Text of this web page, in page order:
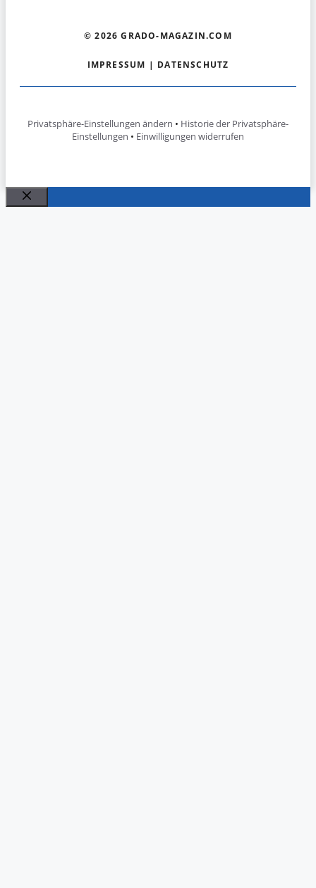
© 2026 GRADO-MAGAZIN.COM
IMPRESSUM | DATENSCHUTZ
Privatsphäre-Einstellungen ändern • Historie der Privatsphäre-
Einstellungen • Einwilligungen widerrufen
Schließen